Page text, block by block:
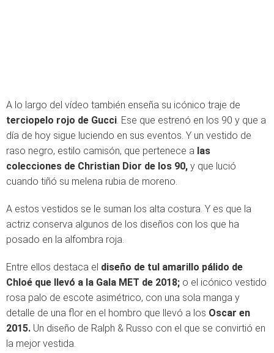
A lo largo del vídeo también enseña su icónico traje de
terciopelo rojo de Gucci . Ese que estrenó en los 90 y que a
día de hoy sigue luciendo en sus eventos. Y un vestido de
raso negro, estilo camisón, que pertenece a las
colecciones de Christian Dior de los 90, y que lució
cuando tiñó su melena rubia de moreno.
A estos vestidos se le suman los alta costura. Y es que la
actriz conserva algunos de los diseños con los que ha
posado en la alfombra roja.
Entre ellos destaca el diseño de tul amarillo pálido de
Chloé que llevó a la Gala MET de 2018; o el icónico vestido
rosa palo de escote asimétrico, con una sola manga y
detalle de una flor en el hombro que llevó a los Oscar en
2015. Un diseño de Ralph & Russo con el que se convirtió en
la mejor vestida.